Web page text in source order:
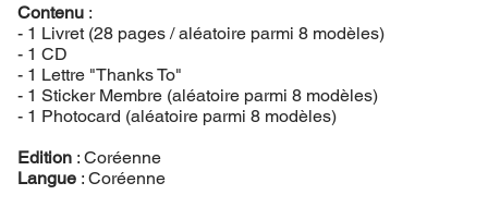
Contenu :
- 1 Livret (28 pages / aléatoire parmi 8 modèles)
- 1 CD
- 1 Lettre "Thanks To"
- 1 Sticker Membre (aléatoire parmi 8 modèles)
- 1 Photocard (aléatoire parmi 8 modèles)
Edition: Coréenne
Langue: Coréenne